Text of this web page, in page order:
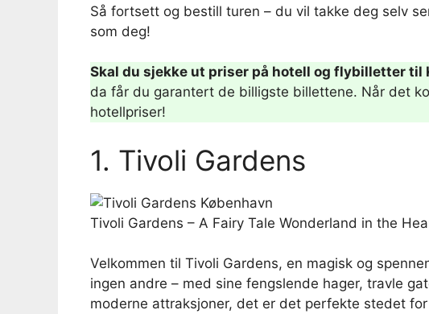
Så fortsett og bestill turen – du vil takke deg selv
som deg!
Skal du sjekke ut priser på hotell og flybilletter til
da får du garantert de billigste billettene. Når det
hotellpriser!
1. Tivoli Gardens
Tivoli Gardens – A Fairy Tale Wonderland in the
Velkommen til Tivoli Gardens, en magisk og
ingen andre – med sine fengslende hager, travle
moderne attraksjoner, det er det perfekte stedet